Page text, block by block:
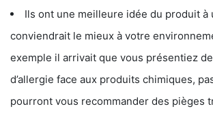
Ils ont une meilleure idée du produit à
conviendrait le mieux à votre
exemple il arrivait que vous présentiez
d’allergie face aux produits chimiques,
pourront vous recommander des pièges